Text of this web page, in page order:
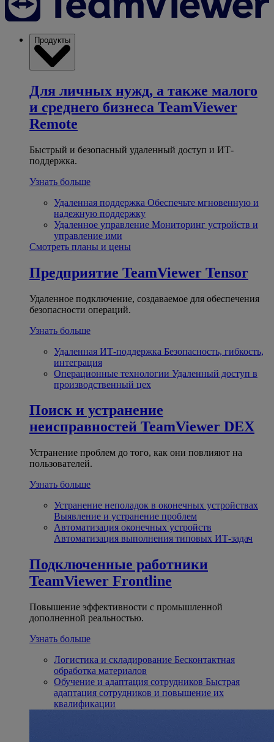
Продукты
Для личных нужд, а также малого
и среднего бизнеса TeamViewer
Remote
Быстрый и безопасный удаленный доступ и ИТ-
поддержка.
Узнать больше
Удаленная поддержка Обеспечьте мгновенную и
надежную поддержку
Удаленное управление Мониторинг устройств и
управление ими
Смотреть планы и цены
Предприятие TeamViewer Tensor
Удаленное подключение, создаваемое для обеспечения
безопасности операций.
Узнать больше
Удаленная ИТ-поддержка Безопасность, гибкость,
интеграция
Операционные технологии Удаленный доступ в
производственный цех
Поиск и устранение
неисправностей TeamViewer DEX
Устранение проблем до того, как они повлияют на
пользователей.
Узнать больше
Устранение неполадок в оконечных устройствах
Выявление и устранение проблем
Автоматизация оконечных устройств
Автоматизация выполнения типовых ИТ-задач
Подключенные работники
TeamViewer Frontline
Повышение эффективности с промышленной
дополненной реальностью.
Узнать больше
Логистика и складирование Бесконтактная
обработка материалов
Обучение и адаптация сотрудников Быстрая
адаптация сотрудников и повышение их
квалификации